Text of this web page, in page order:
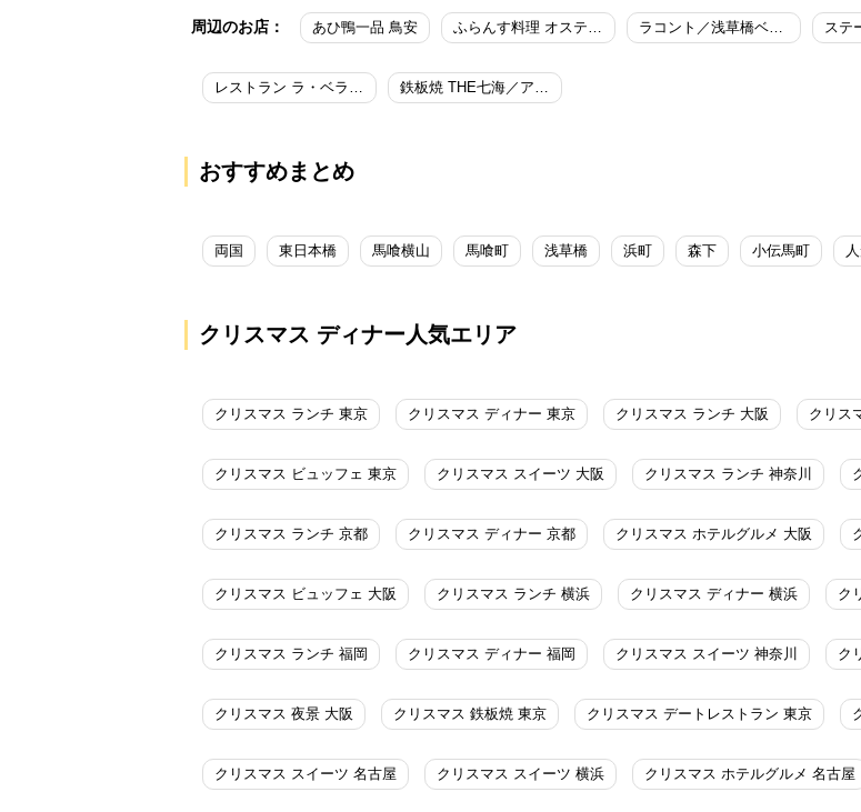
周辺のお店： あひ鴨一品 鳥安 ふらんす料理 オステルリーラベイ ラコント／浅草橋ベルモントホテル
レストラン ラ・ベランダ／アパホテル＆リゾート 両国駅タワー 鉄板焼 THE七海／アパホテル＆リゾート 両国駅タワー
おすすめまとめ
両国 東日本橋 馬喰横山 馬喰町 浅草橋 浜町 森下 小伝馬町
クリスマス ディナー人気エリア
クリスマス ランチ 東京 クリスマス ディナー 東京 クリスマス ランチ 大阪 クリス
クリスマス ビュッフェ 東京 クリスマス スイーツ 大阪 クリスマス ランチ 神奈川
クリスマス ランチ 京都 クリスマス ディナー 京都 クリスマス ホテルグルメ 大阪
クリスマス ビュッフェ 大阪 クリスマス ランチ 横浜 クリスマス ディナー 横浜 ク
クリスマス ランチ 福岡 クリスマス ディナー 福岡 クリスマス スイーツ 神奈川 ク
クリスマス 夜景 大阪 クリスマス 鉄板焼 東京 クリスマス デートレストラン 東京
クリスマス スイーツ 名古屋 クリスマス スイーツ 横浜 クリスマス ホテルグルメ 名古屋